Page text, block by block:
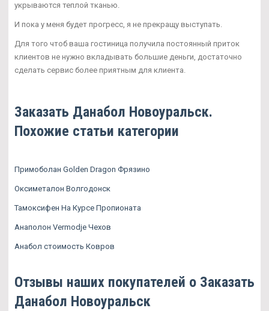
укрываются теплой тканью.
И пока у меня будет прогресс, я не прекращу выступать.
Для того чтоб ваша гостиница получила постоянный приток
клиентов не нужно вкладывать большие деньги, достаточно
сделать сервис более приятным для клиента.
Заказать Данабол Новоуральск.
Похожие статьи категории
Примоболан Golden Dragon Фрязино
Оксиметалон Волгодонск
Тамоксифен На Курсе Пропионата
Анаполон Vermodje Чехов
Анабол стоимость Ковров
Отзывы наших покупателей о Заказать
Данабол Новоуральск